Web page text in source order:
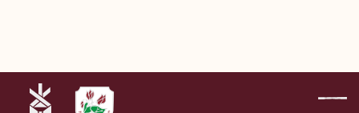
על הנופלים דפדוף בדפי הנופלים